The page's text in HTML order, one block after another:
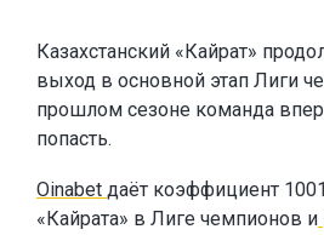
Казахстанский «Кайрат»
выход в основной этап Лиги
прошлом сезоне команда
попасть.
Oinabet даёт коэффициент
«Кайрата» в Лиге чемпионов и